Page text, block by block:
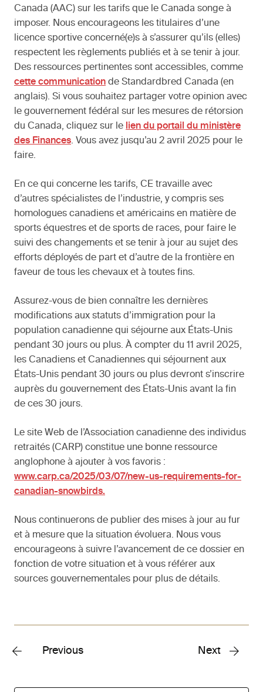
Canada (AAC) sur les tarifs que le Canada songe à
imposer. Nous encourageons les titulaires d’une
licence sportive concerné(e)s à s’assurer qu’ils (elles)
respectent les règlements publiés et à se tenir à jour.
Des ressources pertinentes sont accessibles, comme
cette communication de Standardbred Canada (en
anglais). Si vous souhaitez partager votre opinion avec
le gouvernement fédéral sur les mesures de rétorsion
du Canada, cliquez sur le lien du portail du ministère
des Finances. Vous avez jusqu’au 2 avril 2025 pour le
faire.
En ce qui concerne les tarifs, CE travaille avec
d’autres spécialistes de l’industrie, y compris ses
homologues canadiens et américains en matière de
sports équestres et de sports de races, pour faire le
suivi des changements et se tenir à jour au sujet des
efforts déployés de part et d’autre de la frontière en
faveur de tous les chevaux et à toutes fins.
Assurez-vous de bien connaître les dernières
modifications aux statuts d’immigration pour la
population canadienne qui séjourne aux États-Unis
pendant 30 jours ou plus. À compter du 11 avril 2025,
les Canadiens et Canadiennes qui séjournent aux
États-Unis pendant 30 jours ou plus devront s’inscrire
auprès du gouvernement des États-Unis avant la fin
de ces 30 jours.
Le site Web de l’Association canadienne des individus
retraités (CARP) constitue une bonne ressource
anglophone à ajouter à vos favoris :
www.carp.ca/2025/03/07/new-us-requirements-for-
canadian-snowbirds.
Nous continuerons de publier des mises à jour au fur
et à mesure que la situation évoluera. Nous vous
encourageons à suivre l’avancement de ce dossier en
fonction de votre situation et à vous référer aux
sources gouvernementales pour plus de détails.
Previous Next